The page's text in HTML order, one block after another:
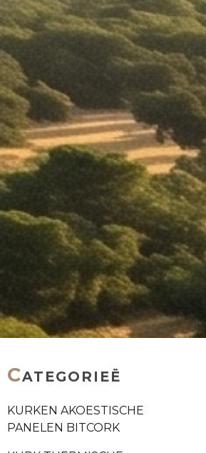
CATEGORIEË
KURKEN AKOESTISCHE
PANELEN BITCORK